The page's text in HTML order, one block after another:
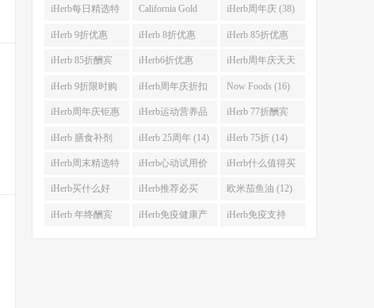
(341) (282)
iHerb每日精选特
惠 (53)
California Gold
Nutrition(CGN)
(42)
iHerb周年庆 (38)
iHerb 9折优惠
(38)
iHerb 8折优惠
(37)
iHerb 85折优惠
(27)
iHerb 85折酬宾
(23)
iHerb6折优惠
(23)
iHerb周年庆天天
大酬宾 (22)
iHerb 9折限时购
(21)
iHerb周年庆折扣
码 (17)
Now Foods (16)
iHerb周年庆钜惠
(15)
iHerb运动营养品
(14)
iHerb 77折酬宾
(14)
iHerb 膳食补剂
(14)
iHerb 25周年 (14) iHerb 75折 (14)
iHerb周末精选特
惠 (13)
iHerb心动试用价
(13)
iHerb什么值得买
(12)
iHerb买什么好
(12)
iHerb推荐必买
(12)
欧米茄鱼油 (12)
iHerb 年终酬宾 iHerb免疫健康产 iHerb免疫支持